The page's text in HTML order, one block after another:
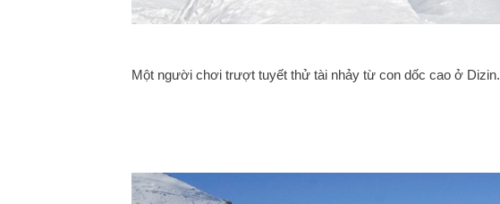
Một người chơi trượt tuyết thử tài nhảy từ con dốc cao ở Dizin.